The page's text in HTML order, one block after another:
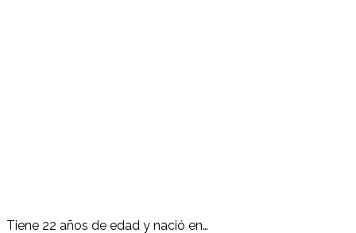
Tiene 22 años de edad y nació en…